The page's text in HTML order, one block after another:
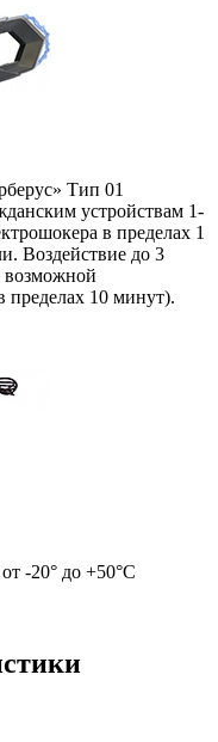
Тип 01
устройствам 1-
в пределах 1
Воздействие до 3
возможной
пределах 10 минут).
-20° до +50°С